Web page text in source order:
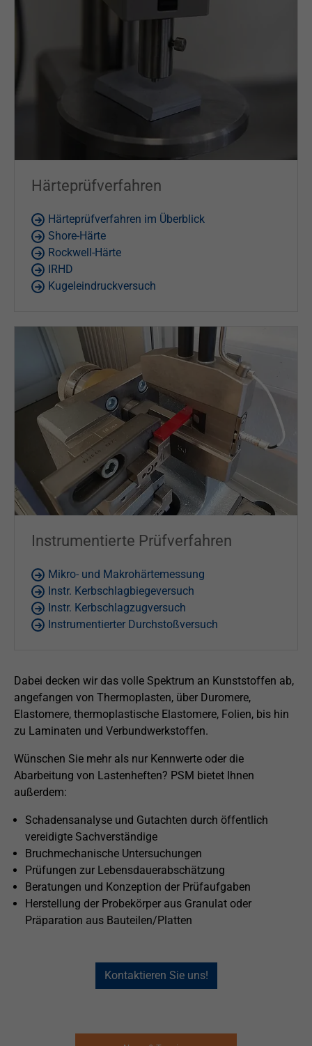
Härteprüfverfahren
Härteprüfverfahren im Überblick
Shore-Härte
Rockwell-Härte
IRHD
Kugeleindruckversuch
Instrumentierte Prüfverfahren
Mikro- und Makrohärtemessung
Instr. Kerbschlagbiegeversuch
Instr. Kerbschlagzugversuch
Instrumentierter Durchstoßversuch
Dabei decken wir das volle Spektrum an Kunststoffen ab,
angefangen von Thermoplasten, über Duromere,
Elastomere, thermoplastische Elastomere, Folien, bis hin
zu Laminaten und Verbundwerkstoffen.
Wünschen Sie mehr als nur Kennwerte oder die
Abarbeitung von Lastenheften? PSM bietet Ihnen
außerdem:
Schadensanalyse und Gutachten durch öffentlich
vereidigte Sachverständige
Bruchmechanische Untersuchungen
Prüfungen zur Lebensdauerabschätzung
Beratungen und Konzeption der Prüfaufgaben
Herstellung der Probekörper aus Granulat oder
Präparation aus Bauteilen/Platten
Kontaktieren Sie uns!